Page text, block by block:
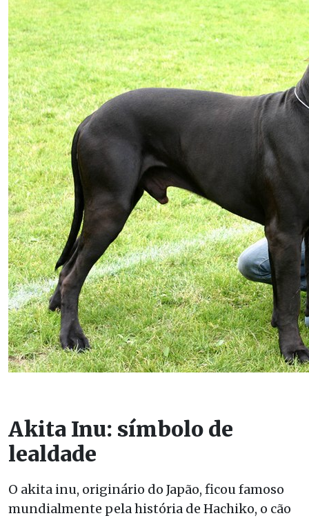
Akita Inu: símbolo de
lealdade
O akita inu, originário do Japão, ficou famoso
mundialmente pela história de Hachiko, o cão